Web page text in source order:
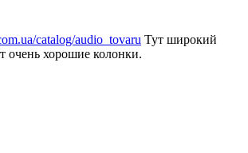
catalog/audio_tovaru Тут широкий
очень хорошие колонки.